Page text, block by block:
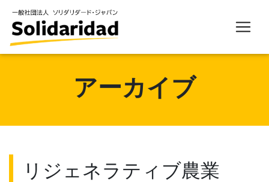
アーカイブ
リジェネラティブ農業